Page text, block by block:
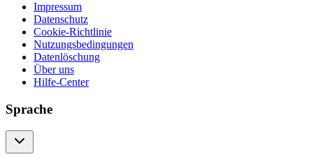
Impressum
Datenschutz
Cookie-Richtlinie
Nutzungsbedingungen
Datenlöschung
Über uns
Hilfe-Center
Sprache